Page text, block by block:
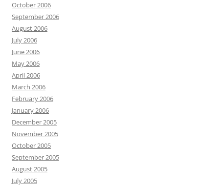
October 2006
September 2006
August 2006
July 2006
June 2006
May 2006
April 2006
March 2006
February 2006
January 2006
December 2005
November 2005
October 2005
September 2005
August 2005
July 2005